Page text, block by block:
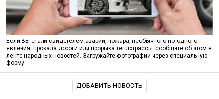
Если Вы стали свидетелем аварии, пожара, необычного погодного
явления, провала дороги или прорыва теплотрассы, сообщите об этом в
ленте народных новостей. Загружайте фотографии через специальную
форму.
ДОБАВИТЬ НОВОСТЬ